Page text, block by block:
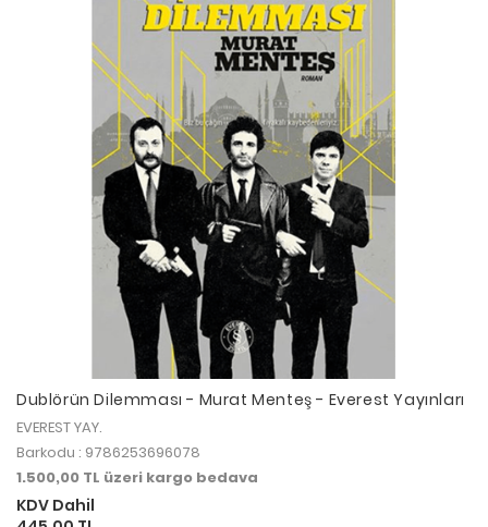
Dublörün Dilemması - Murat Menteş - Everest Yayınları
EVEREST YAY.
Barkodu : 9786253696078
1.500,00 TL üzeri kargo bedava
KDV Dahil